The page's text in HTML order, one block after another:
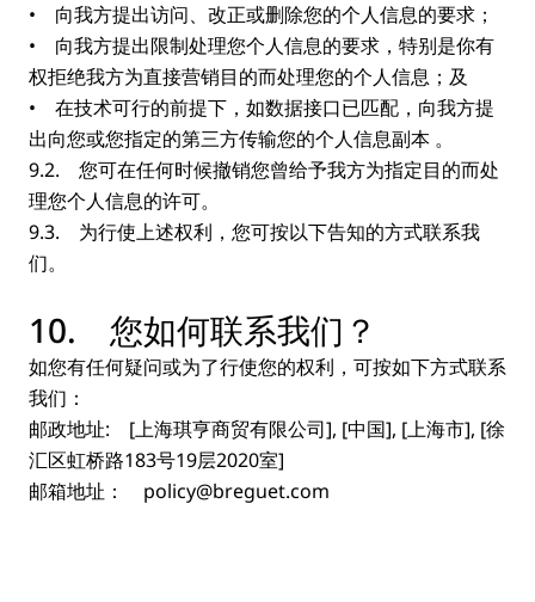
• 向我方提出访问、改正或删除您的个人信息的要求；
• 向我方提出限制处理您个人信息的要求，特别是你有
权拒绝我方为直接营销目的而处理您的个人信息；及
• 在技术可行的前提下，如数据接口已匹配，向我方提
出向您或您指定的第三方传输您的个人信息副本 。
9.2. 您可在任何时候撤销您曾给予我方为指定目的而处
理您个人信息的许可。
9.3. 为行使上述权利，您可按以下告知的方式联系我
们。
10. 您如何联系我们？
如您有任何疑问或为了行使您的权利，可按如下方式联系
我们：
邮政地址: [上海琪亨商贸有限公司], [中国], [上海市], [徐
汇区虹桥路183号19层2020室]
邮箱地址： policy@breguet.com